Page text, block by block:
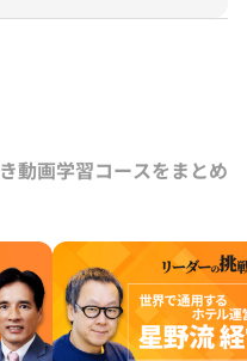
取締役社長に就任。
動画学習コースをまとめ